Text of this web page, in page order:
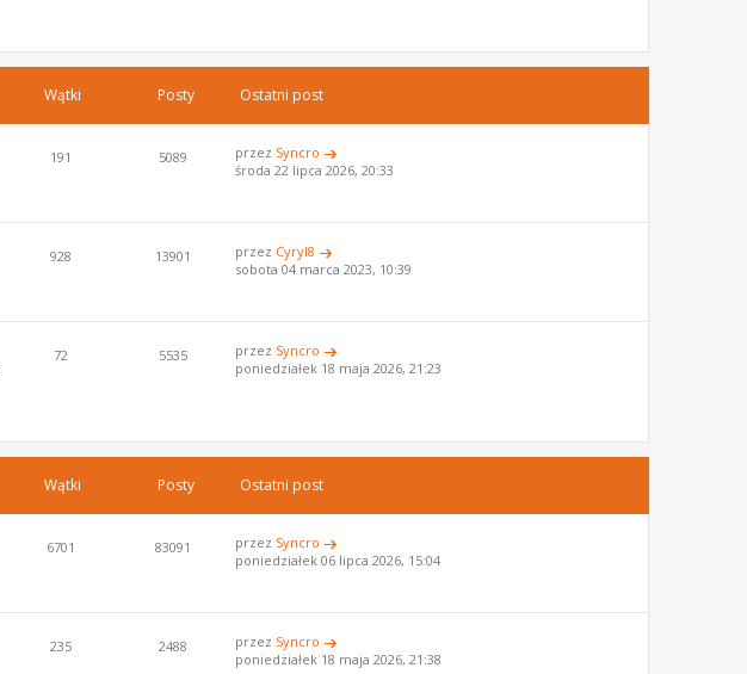
Wątki Posty Ostatni post
191 5089 przez Syncro
środa 22 lipca 2026, 20:33
928 13901 przez Cyryl8
sobota 04 marca 2023, 10:39
72 5535 przez Syncro
poniedziałek 18 maja 2026, 21:23
Wątki Posty Ostatni post
6701 83091 przez Syncro
poniedziałek 06 lipca 2026, 15:04
235 2488 przez Syncro
poniedziałek 18 maja 2026, 21:38